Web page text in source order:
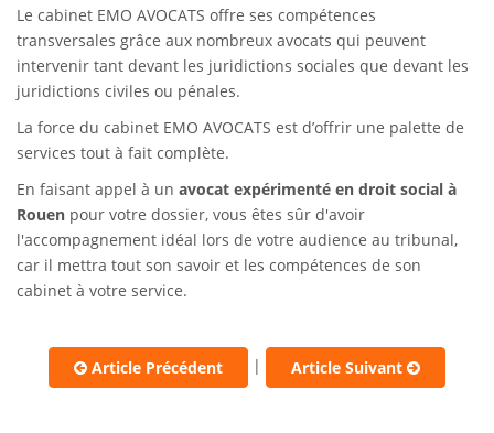
Le cabinet EMO AVOCATS offre ses compétences
transversales grâce aux nombreux avocats qui peuvent
intervenir tant devant les juridictions sociales que devant les
juridictions civiles ou pénales.
La force du cabinet EMO AVOCATS est d’offrir une palette de
services tout à fait complète.
En faisant appel à un avocat expérimenté en droit social à
Rouen pour votre dossier, vous êtes sûr d'avoir
l'accompagnement idéal lors de votre audience au tribunal,
car il mettra tout son savoir et les compétences de son
cabinet à votre service.
Article Précédent | Article Suivant